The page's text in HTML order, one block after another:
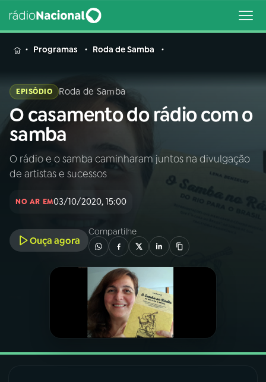
MENU
Buscar
na
Rádio
Nacional
PROGRAMAÇÃO
PROGRAMAS
Programas Roda de Samba
EPISÓDIO Roda de Samba
O casamento do rádio com o
samba
O rádio e o samba caminharam juntos na divulgação
de artistas e sucessos
NO AR EM03/10/2020, 15:00
Ouça agora
Compartilhe